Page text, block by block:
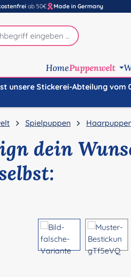
ab 50€ Made in Germany
HomePuppenwelt
unsere Stickerei-Abteilung vom
Spielpuppen
dein